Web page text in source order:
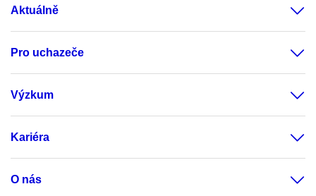
Aktuálně
Pro uchazeče
Výzkum
Kariéra
O nás